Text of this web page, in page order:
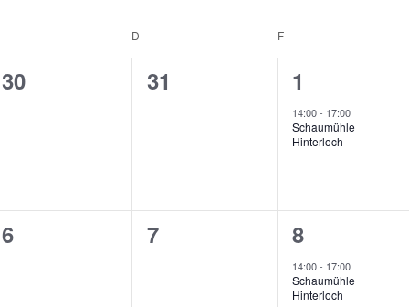
D F
0
30
0
Veranstaltungen,
31
1
1
14:00- 17:00
Schaumühle
Hinterloch
0
6
0
Veranstaltungen,
7
1
8
14:00- 17:00
Schaumühle
Hinterloch